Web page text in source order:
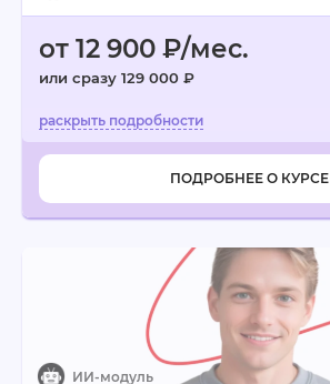
от 12 900 ₽/мес.
или сразу 129 000 ₽
ПОДРОБНЕЕ О КУРСЕ